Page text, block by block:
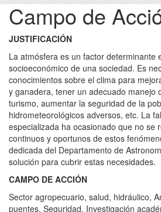
Campo de
JUSTIFICACIÓN
La atmósfera es un factor determinante
socioeconómico de una sociedad. Es
conocimientos sobre el clima para
y ganadera, tener un adecuado manejo
turismo, aumentar la seguridad de la
hidrometeorológicos adversos, etc. La
especializada ha ocasionado que no se
continuos y oportunos de estos
dedicada del Departamento de
solución para cubrir estas necesidades.
CAMPO DE ACCIÓN
Sector agropecuario, salud, hidráulico,
puentes, Seguridad, Investigación